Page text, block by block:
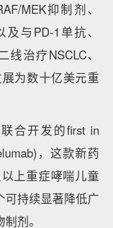
MEK抑制剂、
与PD-1单抗、
治疗NSCLC、
为数十亿美元重
合开发的first in
，这款新药
上重症哮喘儿童
可持续显著降低广
剂。